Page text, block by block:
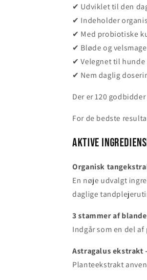
✔ Udviklet til den
✔ Indeholder
✔ Med probiotiske
✔ Bløde og
✔ Velegnet til
✔ Nem daglig
Der er 120
For de bedste
Aktive
Organisk
En nøje udvalgt
daglige
3 stammer af
Indgår som en del
Astragalus ekstrakt
Planteekstrakt